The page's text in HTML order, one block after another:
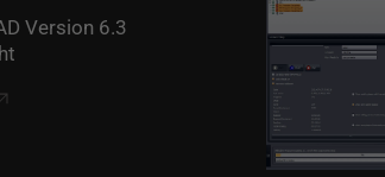
Version 6.3